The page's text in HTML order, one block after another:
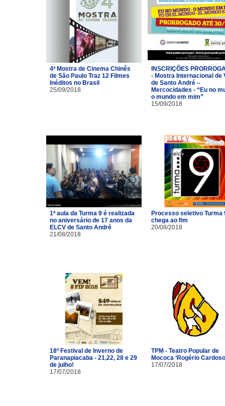
4ª Mostra de Cinema Chinês
de São Paulo Traz 12 Filmes
Inéditos no Brasil
25/09/2018
INSCRIÇÕES
- Mostra Internacional de
de Santo André –
Mercocidades - “Eu no
o mundo em mim”
15/09/2018
1ª aula da Turma 9 é realizada
no aniversário de 17 anos da
ELCV de Santo André
21/08/2018
Processo seletivo Turma
chega ao fim
20/08/2018
18º Festival de Inverno de
Paranapiacaba - 21,22, 28 e 29
de julho!
17/07/2018
TPM - Teatro Popular de
Mococa ‘Rogério
17/07/2018